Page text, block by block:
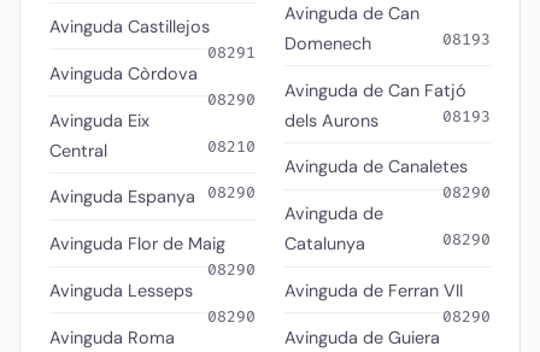
Avinguda Castillejos
08291
Avinguda Còrdova
08290
Avinguda Eix
Central
08210
Avinguda Espanya 08290
Avinguda Flor de Maig
08290
Avinguda Lesseps
08290
Avinguda Roma
Avinguda de Can
Domenech
08193
Avinguda de Can Fatjó
dels Aurons
08193
Avinguda de Canaletes
08290
Avinguda de
Catalunya
08290
Avinguda de Ferran VII
08290
Avinguda de Guiera